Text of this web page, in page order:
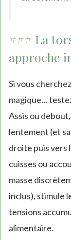
### La
approche
Si vous
magique…
Assis ou
lentement (et
droite puis vers
cuisses ou
masse
inclus), stimule
tensions
alimentaire.